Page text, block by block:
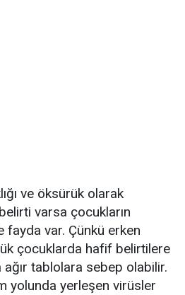
ve öksürük olarak
varsa çocukların
var. Çünkü erken
çocuklarda hafif belirtilere
tablolara sebep olabilir.
yolunda yerleşen virüsler